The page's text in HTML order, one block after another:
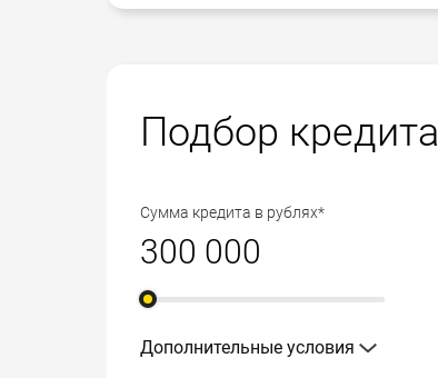
Подбор кредита
Сумма кредита в рублях*
Дополнительные условия